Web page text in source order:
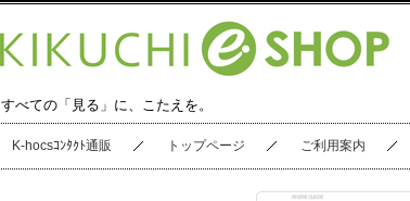
すべての「見る」に、こたえを。
K-hocsｺﾝﾀｸﾄ通販 トップページ ご利用案内